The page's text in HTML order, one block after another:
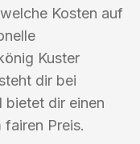
Kosten auf
Kuster
dir bei
bietet dir einen
fairen Preis.